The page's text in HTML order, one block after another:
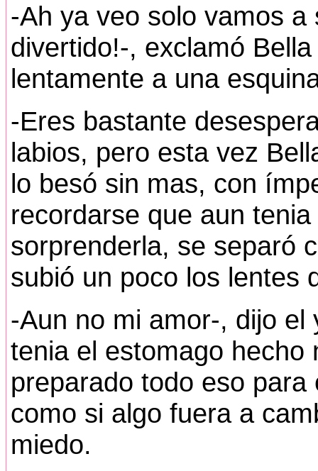
-Ah ya veo solo vamos
divertido!-, exclamó
lentamente a una
-Eres bastante
labios, pero esta vez
lo besó sin mas, con
recordarse que aun
sorprenderla, se separó
subió un poco los lentes
-Aun no mi amor-, dijo el
tenia el estomago
preparado todo eso
como si algo fuera a
miedo.